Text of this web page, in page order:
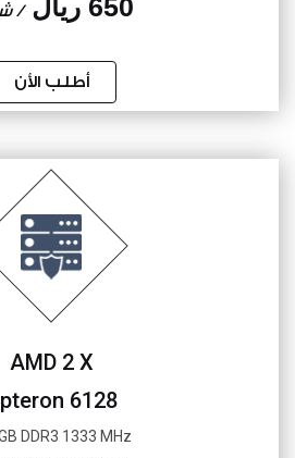
650 ريال /
أطلب الأن
AMD 2 X
6128
DDR3 1333 MHz